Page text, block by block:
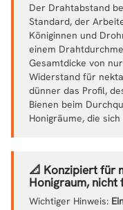
Der Drahtabstand
Standard, der
Königinnen und
einem
Gesamtdicke von nur
Widerstand für
dünner das Profil,
Bienen beim
Honigräume, die
📐 Konzipiert für
Honigraum, nicht
Wichtiger Hinweis: